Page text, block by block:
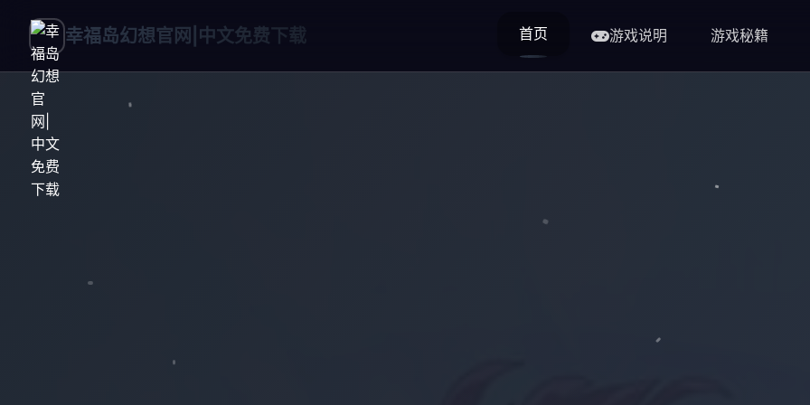
幸福岛幻想官网|中文免费下载 首页 游戏说明 游戏秘籍